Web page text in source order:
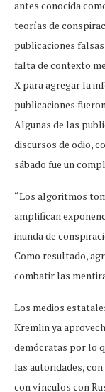
antes conocida
teorías de
publicaciones
falta de contexto
X para agregar la
publicaciones
Algunas de las
discursos de odio,
sábado fue un
“Los algoritmos
amplifican
inunda de
Como resultado,
combatir las
Los medios
Kremlin ya
demócratas por lo
las autoridades,
con vínculos con